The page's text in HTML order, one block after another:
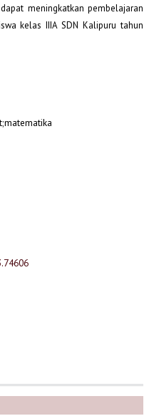
meningkatkan pembelajaran
kelas IIIA SDN Kalipuru tahun